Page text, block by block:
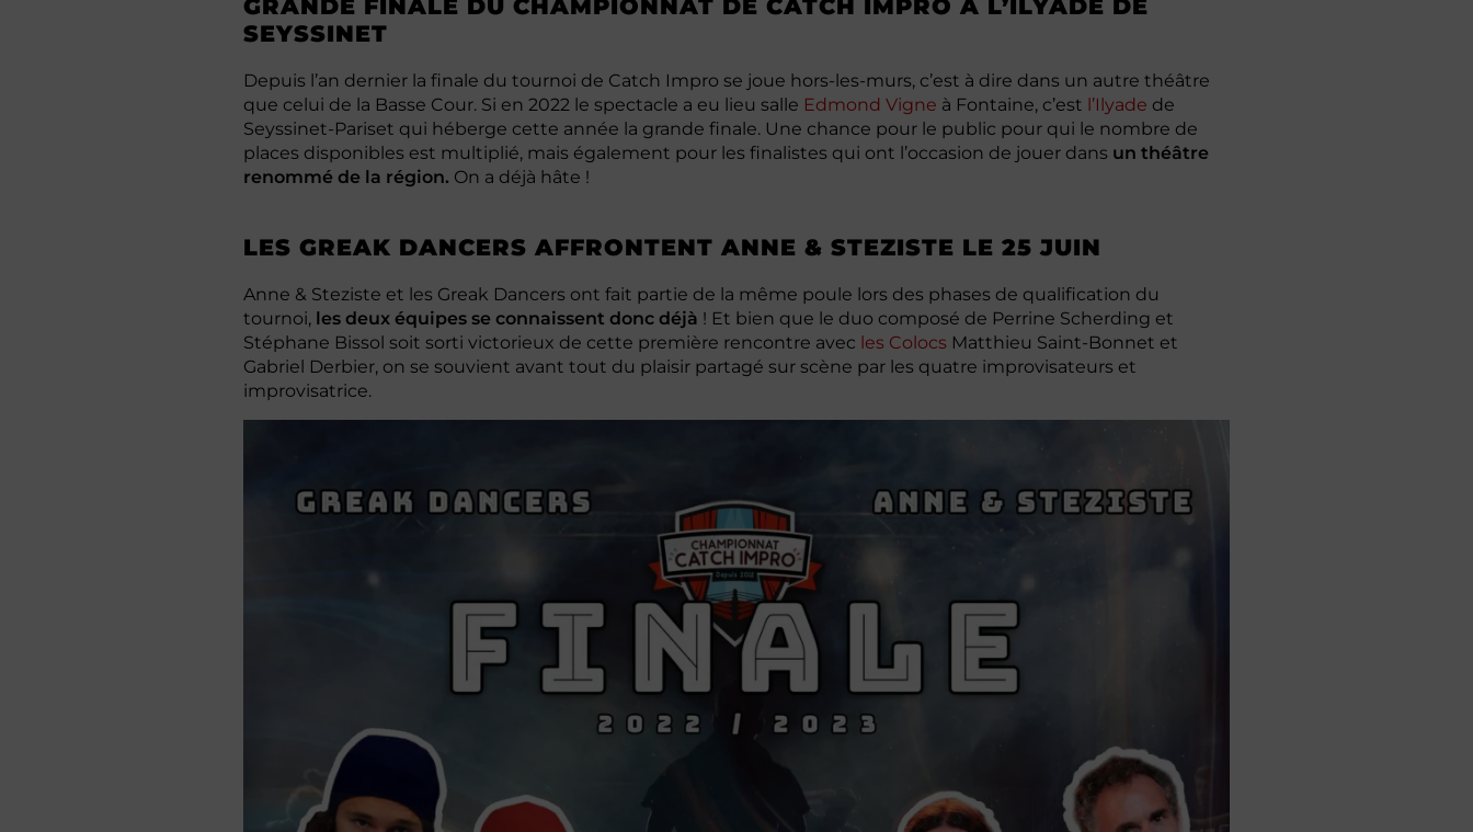
GRANDE FINALE DU CHAMPIONNAT DE CATCH IMPRO À L’ILYADE DE
SEYSSINET
Depuis l’an dernier la finale du tournoi de Catch Impro se joue hors-les-murs, c’est à dire dans un autre théâtre
que celui de la Basse Cour. Si en 2022 le spectacle a eu lieu salle Edmond Vigne à Fontaine, c’est l’Ilyade de
Seyssinet-Pariset qui héberge cette année la grande finale. Une chance pour le public pour qui le nombre de
places disponibles est multiplié, mais également pour les finalistes qui ont l’occasion de jouer dans un théâtre
renommé de la région. On a déjà hâte !
LES GREAK DANCERS AFFRONTENT ANNE & STEZISTE LE 25 JUIN
Anne & Steziste et les Greak Dancers ont fait partie de la même poule lors des phases de qualification du
tournoi, les deux équipes se connaissent donc déjà ! Et bien que le duo composé de Perrine Scherding et
Stéphane Bissol soit sorti victorieux de cette première rencontre avec les Colocs Matthieu Saint-Bonnet et
Gabriel Derbier, on se souvient avant tout du plaisir partagé sur scène par les quatre improvisateurs et
improvisatrice.